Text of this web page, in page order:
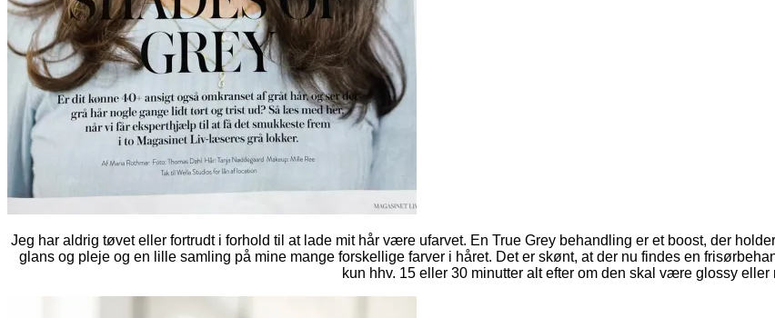
Jeg har aldrig tøvet eller fortrudt i forhold til at lade mit hår være ufarvet. En True Grey behandling er et boost, der
glans og pleje og en lille samling på mine mange forskellige farver i håret. Det er skønt, at der nu findes en
kun hhv. 15 eller 30 minutter alt efter om den skal være glossy